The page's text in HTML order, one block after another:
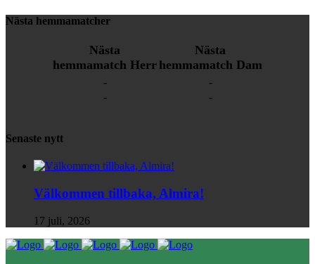
Nästa hemmamatcher
Nästa
hemmamatch Herr
-
-
Nästa
hemmamatch Dam
-
-
Senaste nytt
Välkommen tillbaka, Almira!
17 juli, 2026